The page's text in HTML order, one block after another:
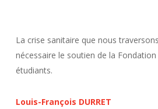
La crise sanitaire que nous
nécessaire le soutien de la
étudiants.
Louis-François DURRET